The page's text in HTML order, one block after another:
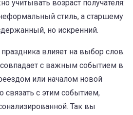
учитывать возраст получателя:
стиль, а старшему
но искренний.
влияет на выбор слов.
с важным событием в
или началом новой
связать с этим событием,
Так вы